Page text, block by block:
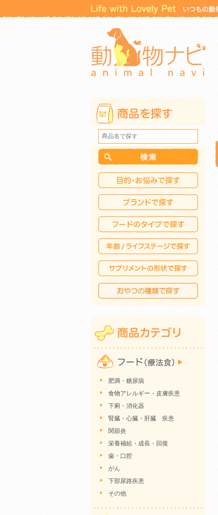
肥満・糖尿病
食物アレルギー・皮膚疾患
下痢・消化器
腎臓・心臓・肝臓 疾患
関節炎
栄養補給・成長・回復
歯・口腔
がん
下部尿路疾患
その他